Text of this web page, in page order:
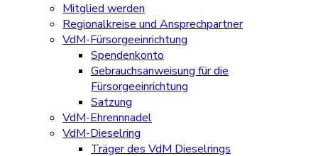
Mitglied werden
Regionalkreise und Ansprechpartner
VdM-Fürsorgeeinrichtung
Spendenkonto
Gebrauchsanweisung für die
Fürsorgeeinrichtung
Satzung
VdM-Ehrennnadel
VdM-Dieselring
Träger des VdM Dieselrings